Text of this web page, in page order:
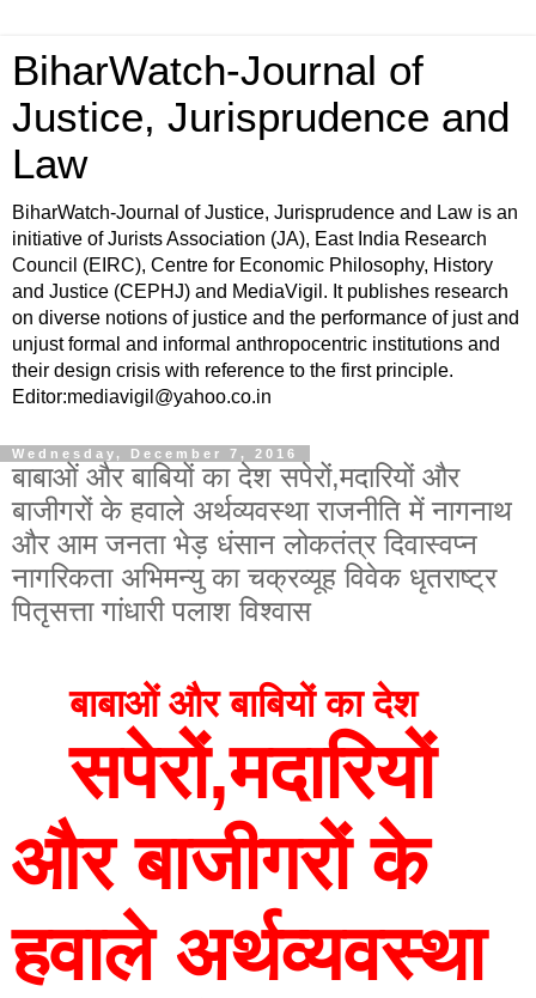
BiharWatch-Journal of
Justice, Jurisprudence and
Law
BiharWatch-Journal of Justice, Jurisprudence and Law is an
initiative of Jurists Association (JA), East India Research
Council (EIRC), Centre for Economic Philosophy, History
and Justice (CEPHJ) and MediaVigil. It publishes research
on diverse notions of justice and the performance of just and
unjust formal and informal anthropocentric institutions and
their design crisis with reference to the first principle.
Editor:mediavigil@yahoo.co.in
Wednesday, December 7, 2016
बाबाओं और बाबियों का देश सपेरों,मदारियों और
बाजीगरों के हवाले अर्थव्यवस्था राजनीति में नागनाथ
और आम जनता भेड़ धंसान लोकतंत्र दिवास्वप्न
नागरिकता अभिमन्यु का चक्रव्यूह विवेक धृतराष्ट्र
पितृसत्ता गांधारी पलाश विश्वास
बाबाओं और बाबियों का देश
सपेरों,मदारियों
और बाजीगरों के
हवाले अर्थव्यवस्था